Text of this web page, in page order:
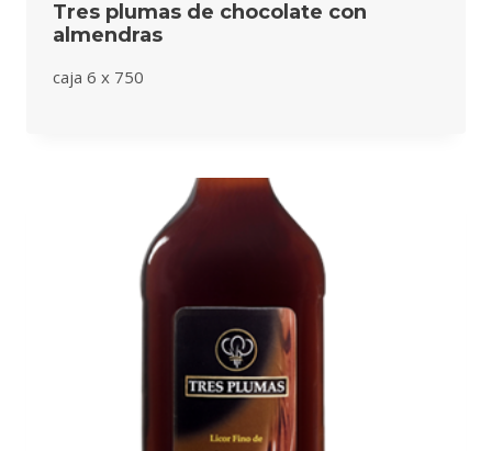
Tres plumas de chocolate con
almendras
caja 6 x 750